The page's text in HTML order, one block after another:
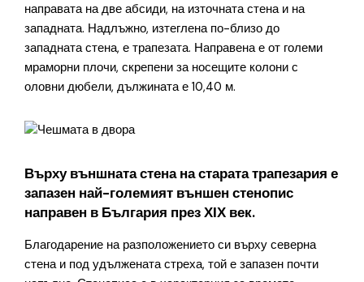
направата на две абсиди, на източната стена и на
западната. Надлъжно, изтеглена по-близо до
западната стена, е трапезата. Направена е от големи
мраморни плочи, скрепени за носещите колони с
оловни дюбели, дължината е 10,40 м.
Върху външната стена на старата трапезария е
запазен най-големият външен стенопис
направен в България през ХІХ век.
Благодарение на разположението си върху северна
стена и под удължената стреха, той е запазен почти